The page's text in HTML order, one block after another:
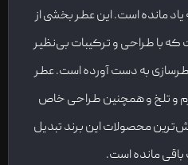
مانده است. این عطر بخشی از
با طراحی و ترکیبات بی‌نظیر
به دست آورده است. عطر
و تلخ و همچنین طراحی خاص
محصولات این برند تبدیل
مانده است.